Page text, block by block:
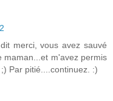
merci, vous avez sauvé
maman...et m'avez permis
Par pitié....continuez. :)